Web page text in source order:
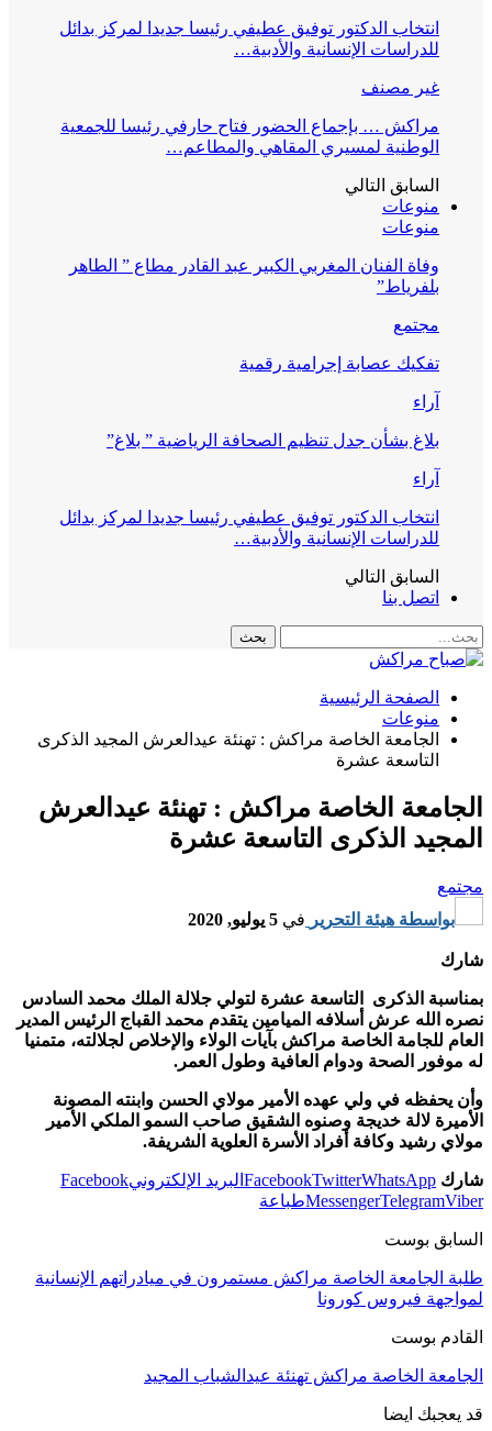
انتخاب الدكتور توفيق عطيفي رئيسا جديدا لمركز بدائل
للدراسات الإنسانية والأدبية…
غير مصنف
مراكش … بإجماع الحضور فتاح حارفي رئيسا للجمعية
الوطنية لمسيري المقاهي والمطاعم…
السابق التالي
منوعات
منوعات
وفاة الفنان المغربي الكبير عبد القادر مطاع ” الطاهر
بلفرياط”
مجتمع
تفكيك عصابة إجرامية رقمية
آراء
بلاغ بشأن جدل تنظيم الصحافة الرياضية ” بلاغ”
آراء
انتخاب الدكتور توفيق عطيفي رئيسا جديدا لمركز بدائل
للدراسات الإنسانية والأدبية…
السابق التالي
اتصل بنا
الصفحة الرئيسية
منوعات
الجامعة الخاصة مراكش : تهنئة عيدالعرش المجيد الذكرى
التاسعة عشرة
الجامعة الخاصة مراكش : تهنئة عيدالعرش
المجيد الذكرى التاسعة عشرة
مجتمع
بواسطة هيئة التحرير في 5 يوليو, 2020
شارك
بمناسبة الذكرى التاسعة عشرة لتولي جلالة الملك محمد السادس
نصره الله عرش أسلافه الميامين يتقدم محمد القباج الرئيس المدير
العام للجامة الخاصة مراكش بآيات الولاء والإخلاص لجلالته، متمنيا
له موفور الصحة ودوام العافية وطول العمر.
وأن يحفظه في ولي عهده الأمير مولاي الحسن وابنته المصونة
الأميرة لالة خديجة وصنوه الشقيق صاحب السمو الملكي الأمير
مولاي رشيد وكافة أفراد الأسرة العلوية الشريفة.
شارك FacebookTwitterWhatsApp البريد الإلكترونيFacebook
MessengerTelegramViber طباعة
السابق بوست
طلبة الجامعة الخاصة مراكش مستمرون في ميادراتهم الإنسانية
لمواجهة فيروس كورونا
القادم بوست
الجامعة الخاصة مراكش تهنئة عيدالشباب المجيد
قد يعجبك ايضا